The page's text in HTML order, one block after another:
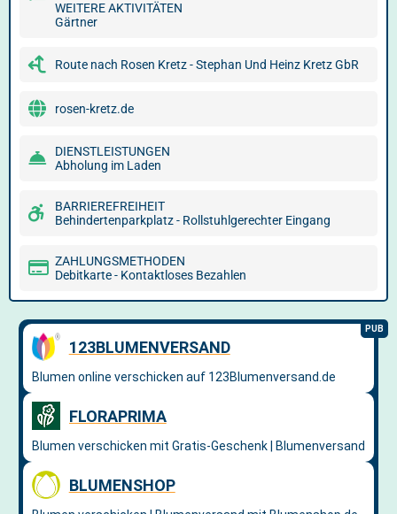
WEITERE AKTIVITÄTEN
Gärtner
Route nach Rosen Kretz - Stephan Und Heinz Kretz GbR
rosen-kretz.de
DIENSTLEISTUNGEN
Abholung im Laden
BARRIEREFREIHEIT
Behindertenparkplatz - Rollstuhlgerechter Eingang
ZAHLUNGSMETHODEN
Debitkarte - Kontaktloses Bezahlen